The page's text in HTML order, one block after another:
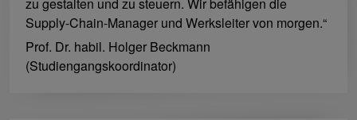
Supply-Chain-Manager und Werksleiter von morgen.“
Prof. Dr. habil. Holger Beckmann
(Studiengangskoordinator)